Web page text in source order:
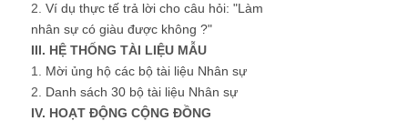
2. Ví dụ thực tế trả lời cho câu hỏi: "Làm
nhân sự có giàu được không ?"
III. HỆ THỐNG TÀI LIỆU MẪU
1. Mời ủng hộ các bộ tài liệu Nhân sự
2. Danh sách 30 bộ tài liệu Nhân sự
IV. HOẠT ĐỘNG CỘNG ĐỒNG